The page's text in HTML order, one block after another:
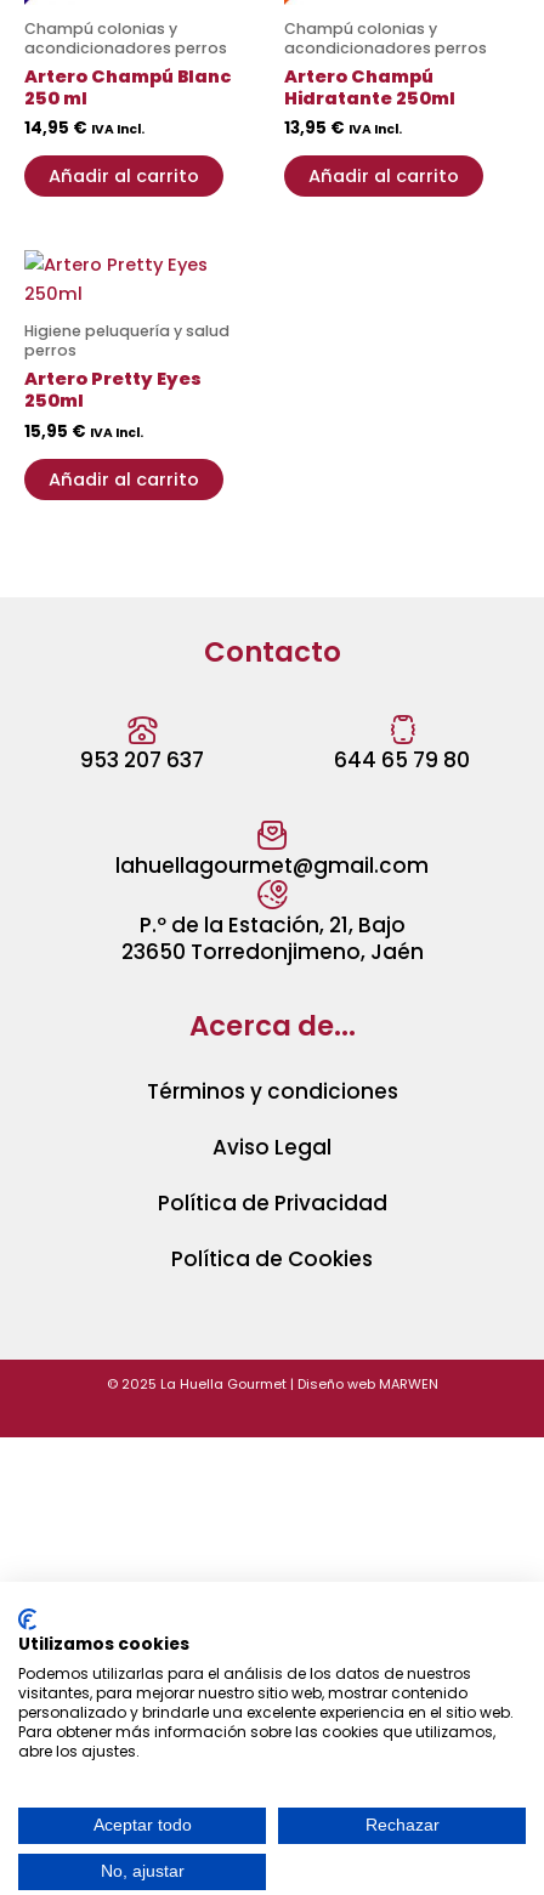
Champú colonias y
acondicionadores perros
Artero Champú Blanc
250 ml
14,95 € IVA Incl.
Añadir al carrito
Champú colonias y
acondicionadores perros
Artero Champú
Hidratante 250ml
13,95 € IVA Incl.
Añadir al carrito
Higiene peluquería y salud
perros
Artero Pretty Eyes
250ml
15,95 € IVA Incl.
Añadir al carrito
Contacto
953 207 637 644 65 79 80
lahuellagourmet@gmail.com
P.º de la Estación, 21, Bajo
23650 Torredonjimeno, Jaén
Acerca de...
Términos y condiciones
Aviso Legal
Política de Privacidad
Política de Cookies
© 2025 La Huella Gourmet | Diseño web MARWEN
Utilizamos cookies
Podemos utilizarlas para el análisis de los datos de nuestros
visitantes, para mejorar nuestro sitio web, mostrar contenido
personalizado y brindarle una excelente experiencia en el sitio web.
Para obtener más información sobre las cookies que utilizamos,
abre los ajustes.
Aceptar todo Rechazar
No, ajustar